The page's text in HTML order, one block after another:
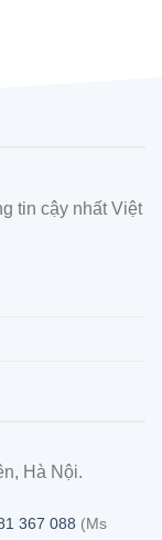
tin cậy nhất Việt
Hà Nội.
367 088 (Ms